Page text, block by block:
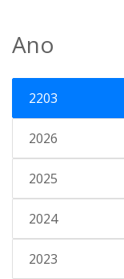
Ano
2203
2026
2025
2024
2023